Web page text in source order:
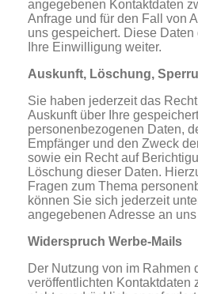
angegebenen Kontaktdaten
Anfrage und für den Fall von
uns gespeichert. Diese
Ihre Einwilligung weiter.
Auskunft, Löschung,
Sie haben jederzeit das
Auskunft über Ihre
personenbezogenen Daten,
Empfänger und den Zweck
sowie ein Recht auf
Löschung dieser Daten.
Fragen zum Thema
können Sie sich jederzeit
angegebenen Adresse an
Widerspruch Werbe-Mails
Der Nutzung von im Rahmen
veröffentlichten Kontaktdaten